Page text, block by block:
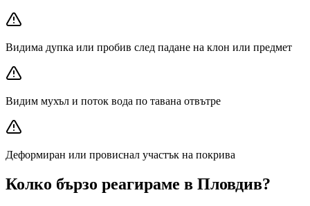
Видима дупка или пробив след падане на клон или предмет
Видим мухъл и поток вода по тавана отвътре
Деформиран или провиснал участък на покрива
Колко бързо реагираме в Пловдив?